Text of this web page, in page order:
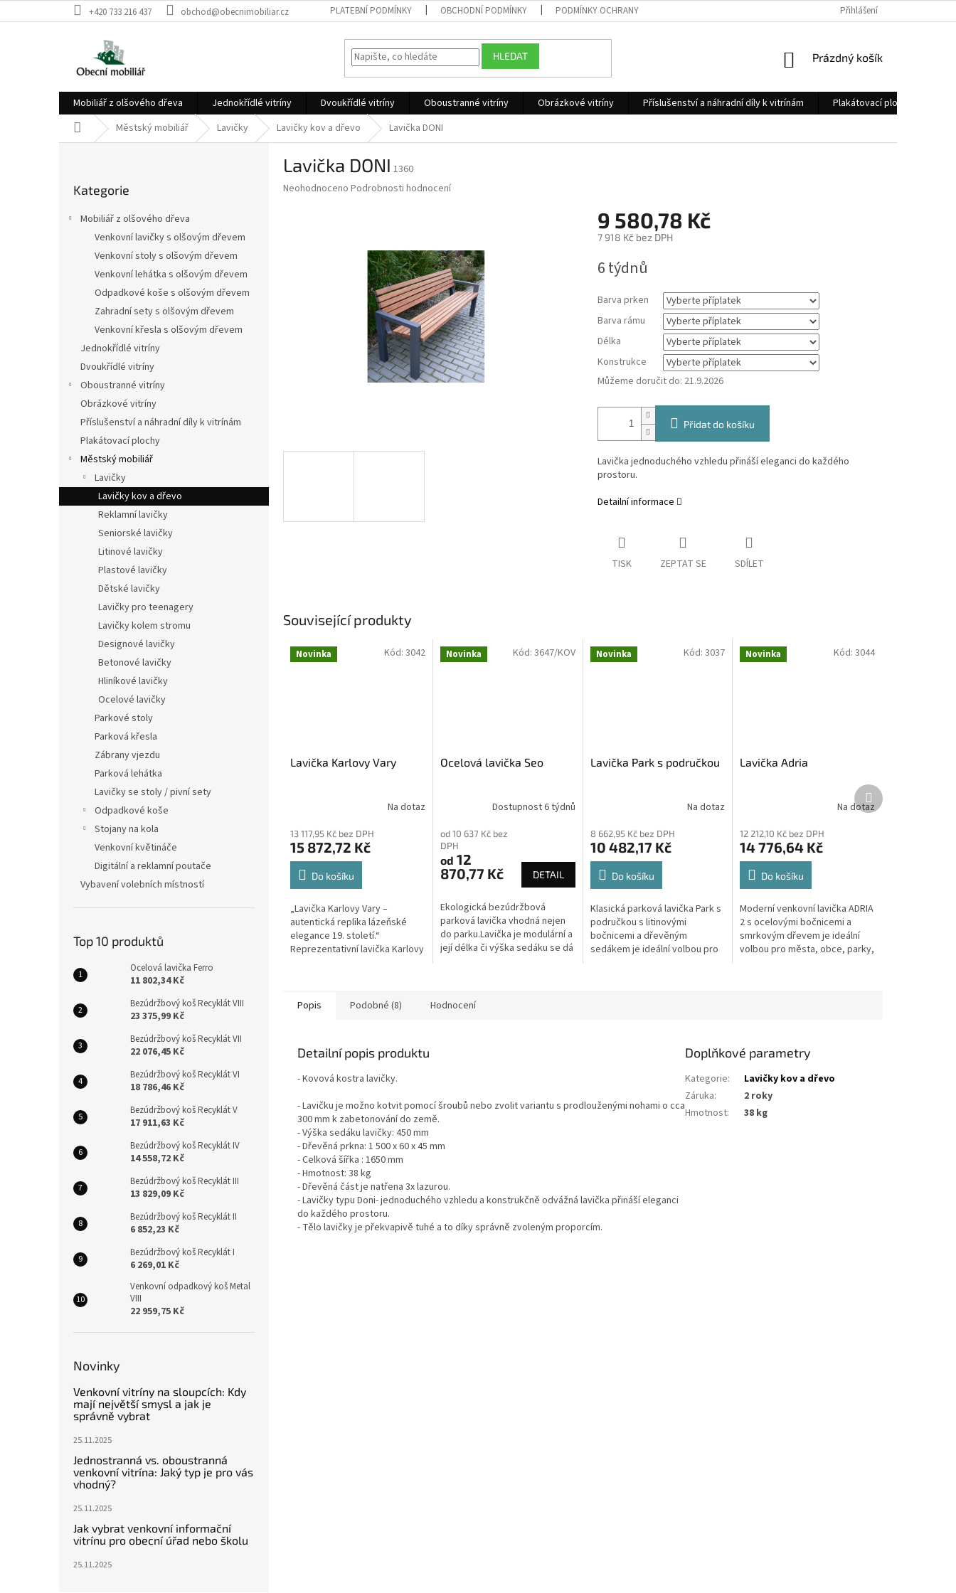
na
+420 733 216 437 obchod@obecnimobiliar.cz PLATEBNÍ PODMÍNKY OBCHODNÍ PODMÍNKY PODMÍNKY OCHRANY OSOBNÍCH ÚDAJŮ Přihlášení
HLEDAT
NÁKUPNÍ
Prázdný košík
Mobiliář z olšového dřeva Jednokřídlé vitríny Dvoukřídlé vitríny Oboustranné vitríny Obrázkové vitríny Příslušenství a náhradní díly k vitrínám Plakátovací plochy
Domů Městský mobiliář Lavičky Lavičky kov a dřevo Lavička DONI
kategorie
Kategorie
Mobiliář z olšového dřeva
Venkovní lavičky s olšovým dřevem
Venkovní stoly s olšovým dřevem
Venkovní lehátka s olšovým dřevem
Odpadkové koše s olšovým dřevem
Zahradní sety s olšovým dřevem
Venkovní křesla s olšovým dřevem
Jednokřídlé vitríny
Dvoukřídlé vitríny
Oboustranné vitríny
Obrázkové vitríny
Příslušenství a náhradní díly k vitrínám
Plakátovací plochy
Městský mobiliář
Lavičky
Lavičky kov a dřevo
Reklamní lavičky
Seniorské lavičky
Litinové lavičky
Plastové lavičky
Dětské lavičky
Lavičky pro teenagery
Lavičky kolem stromu
Designové lavičky
Betonové lavičky
Hliníkové lavičky
Ocelové lavičky
Parkové stoly
Parková křesla
Zábrany vjezdu
Parková lehátka
Lavičky se stoly / pivní sety
Odpadkové koše
Stojany na kola
Venkovní květináče
Digitální a reklamní poutače
Vybavení volebních místností
Top 10 produktů
Ocelová lavička Ferro
11 802,34 Kč
Bezúdržbový koš Recyklát VIII
23 375,99 Kč
Bezúdržbový koš Recyklát VII
22 076,45 Kč
Bezúdržbový koš Recyklát VI
18 786,46 Kč
Bezúdržbový koš Recyklát V
17 911,63 Kč
Bezúdržbový koš Recyklát IV
14 558,72 Kč
Bezúdržbový koš Recyklát III
13 829,09 Kč
Bezúdržbový koš Recyklát II
6 852,23 Kč
Bezúdržbový koš Recyklát I
6 269,01 Kč
Venkovní odpadkový koš Metal
VIII
22 959,75 Kč
Novinky
Venkovní vitríny na sloupcích: Kdy
mají největší smysl a jak je
správně vybrat
25.11.2025
Jednostranná vs. oboustranná
venkovní vitrína: Jaký typ je pro vás
vhodný?
25.11.2025
Jak vybrat venkovní informační
vitrínu pro obecní úřad nebo školu
25.11.2025
Lavička DONI 1360
Průměrné
Neohodnoceno Podrobnosti hodnocení
9 580,78 Kč
7 918 Kčbez DPH
cena:
6 týdnů
Barva prken
Barva rámu
Délka
Konstrukce
Můžeme doručit do: 21.9.2026
Přidat do košíku
Lavička jednoduchého vzhledu přináší eleganci do každého
prostoru.
Detailní informace
TISK ZEPTAT SE SDÍLET
Související produkty
Novinka
Lavička Karlovy Vary
Na dotaz
13 117,95 Kč bez DPH
15 872,72 Kč
Do košíku
„Lavička Karlovy Vary –
autentická replika lázeňské
elegance 19. století.“
Reprezentativní lavička Karlovy
Kód: 3042 Novinka
Ocelová lavička Seo
Dostupnost 6 týdnů
od 10 637 Kč bez
DPH
od 12
870,77 Kč
DETAIL
Ekologická bezúdržbová
parková lavička vhodná nejen
do parku.Lavička je modulární a
její délka či výška sedáku se dá
Kód: 3647/KOV Novinka
Lavička Park s područkou
Na dotaz
8 662,95 Kč bez DPH
10 482,17 Kč
Do košíku
Klasická parková lavička Park s
područkou s litinovými
bočnicemi a dřevěným
sedákem je ideální volbou pro
Kód:3037 Novinka
Lavička Adria
Na dotaz
12 212,10 Kč bez DPH
14 776,64 Kč
Do košíku
Moderní venkovní lavička ADRIA
2 s ocelovými bočnicemi a
smrkovým dřevem je ideální
volbou pro města, obce, parky,
Kód: 3044
Další
produkt
Popis Podobné (8) Hodnocení
Detailní popis produktu
- Kovová kostra lavičky.
- Lavičku je možno kotvit pomocí šroubů nebo zvolit variantu s prodlouženými nohami o cca
300 mm k zabetonování do země.
- Výška sedáku lavičky: 450 mm
- Dřevěná prkna: 1 500 x 60 x 45 mm
- Celková šířka : 1650 mm
- Hmotnost: 38 kg
- Dřevěná část je natřena 3x lazurou.
- Lavičky typu Doni- jednoduchého vzhledu a konstrukčně odvážná lavička přináší eleganci
do každého prostoru.
- Tělo lavičky je překvapivě tuhé a to díky správně zvoleným proporcím.
Doplňkové parametry
Kategorie:
Lavičky kov a dřevo
Záruka:
2 roky
Hmotnost: 38 kg